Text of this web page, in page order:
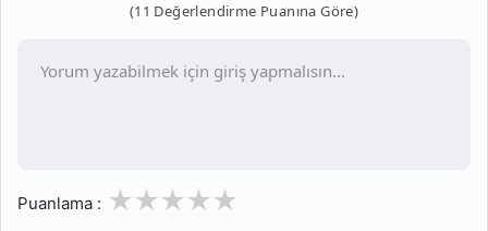
(11 Değerlendirme Puanına Göre)
Puanlama : 3
2
1